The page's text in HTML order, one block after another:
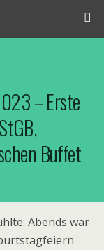
– Erste
Buffet
Abends war